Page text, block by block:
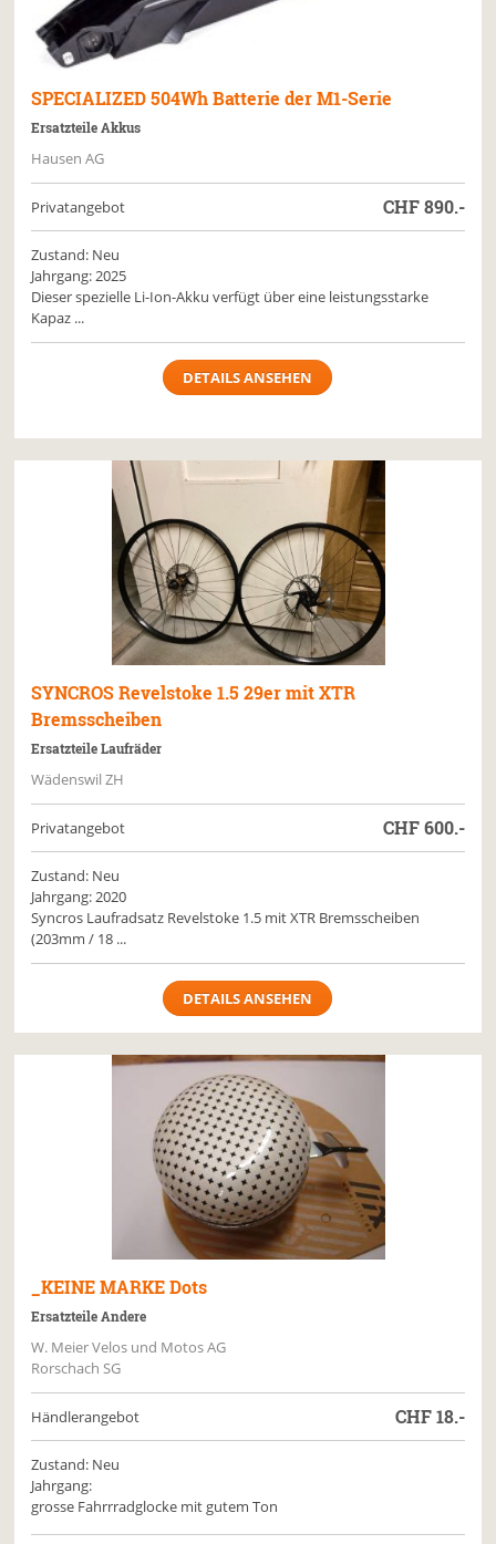
SPECIALIZED 504Wh Batterie der M1-Serie
Ersatzteile Akkus
Hausen AG
Privatangebot CHF890.-
Zustand: Neu
Jahrgang: 2025
Dieser spezielle Li-Ion-Akku verfügt über eine leistungsstarke
Kapaz ...
DETAILS ANSEHEN
SYNCROS Revelstoke 1.5 29er mit XTR
Bremsscheiben
Ersatzteile Laufräder
Wädenswil ZH
Privatangebot CHF600.-
Zustand: Neu
Jahrgang: 2020
Syncros Laufradsatz Revelstoke 1.5 mit XTR Bremsscheiben
(203mm / 18 ...
DETAILS ANSEHEN
_KEINE MARKE Dots
Ersatzteile Andere
W. Meier Velos und Motos AG
Rorschach SG
Händlerangebot CHF18.-
Zustand: Neu
Jahrgang:
grosse Fahrrradglocke mit gutem Ton